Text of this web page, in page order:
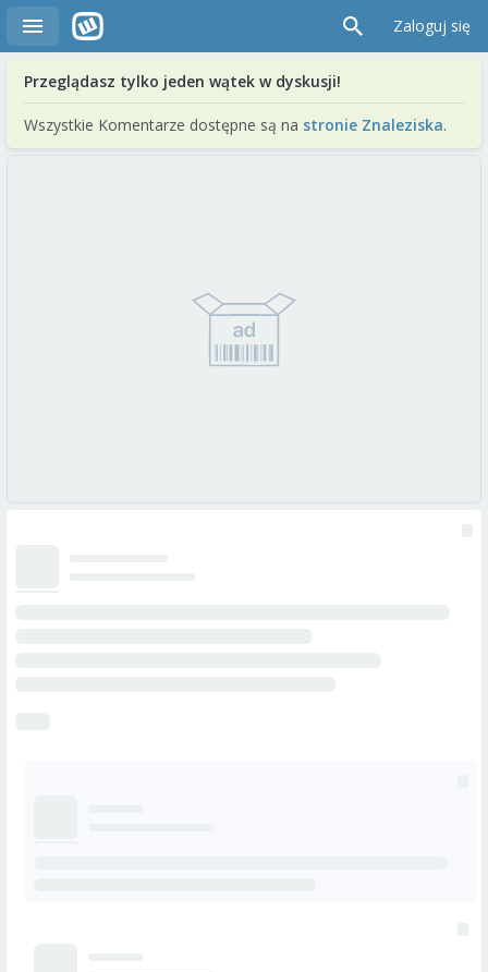
Zaloguj się
Przeglądasz tylko jeden wątek w dyskusji!
Wszystkie Komentarze dostępne są na stronie Znaleziska.